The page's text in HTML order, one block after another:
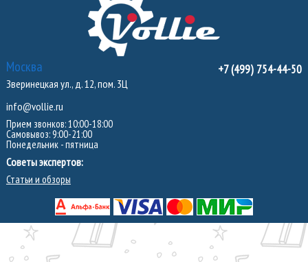
Москва
Зверинецкая ул., д. 12, пом. 3Ц
info@vollie.ru
Прием звонков: 10:00-18:00
Самовывоз: 9:00-21:00
Понедельник - пятница
Советы экспертов:
Статьи и обзоры
+7 (499) 754-44-50